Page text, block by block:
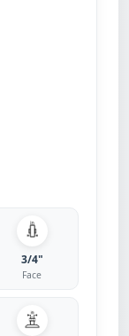
3/4"
Face